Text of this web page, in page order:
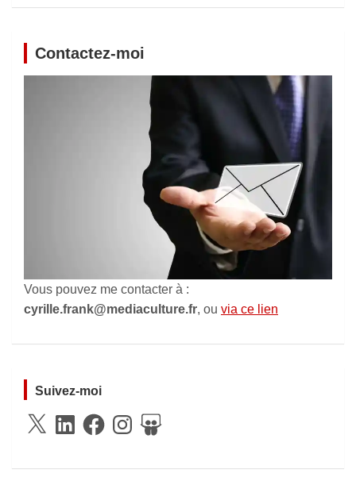
Contactez-moi
Vous pouvez me contacter à :
cyrille.frank@mediaculture.fr, ou via ce lien
Suivez-moi
X
LinkedInFacebookInstagramSlideShare